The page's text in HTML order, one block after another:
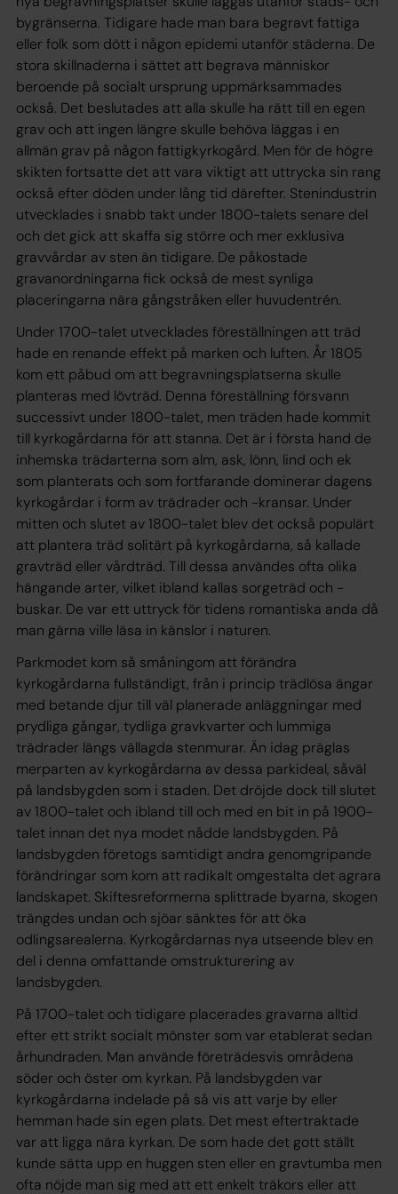
bygränserna. Tidigare hade man bara begravt fattiga
eller folk som dött i någon epidemi utanför städerna. De
stora skillnaderna i sättet att begrava människor
beroende på socialt ursprung uppmärksammades
också. Det beslutades att alla skulle ha rätt till en egen
grav och att ingen längre skulle behöva läggas i en
allmän grav på någon fattigkyrkogård. Men för de högre
skikten fortsatte det att vara viktigt att uttrycka sin rang
också efter döden under lång tid därefter. Stenindustrin
utvecklades i snabb takt under 1800-talets senare del
och det gick att skaffa sig större och mer exklusiva
gravvårdar av sten än tidigare. De påkostade
gravanordningarna fick också de mest synliga
placeringarna nära gångstråken eller huvudentrén.
Under 1700-talet utvecklades föreställningen att träd
hade en renande effekt på marken och luften. År 1805
kom ett påbud om att begravningsplatserna skulle
planteras med lövträd. Denna föreställning försvann
successivt under 1800-talet, men träden hade kommit
till kyrkogårdarna för att stanna. Det är i första hand de
inhemska trädarterna som alm, ask, lönn, lind och ek
som planterats och som fortfarande dominerar dagens
kyrkogårdar i form av trädrader och -kransar. Under
mitten och slutet av 1800-talet blev det också populärt
att plantera träd solitärt på kyrkogårdarna, så kallade
gravträd eller vårdträd. Till dessa användes ofta olika
hängande arter, vilket ibland kallas sorgeträd och -
buskar. De var ett uttryck för tidens romantiska anda då
man gärna ville läsa in känslor i naturen.
Parkmodet kom så småningom att förändra
kyrkogårdarna fullständigt, från i princip trädlösa ängar
med betande djur till väl planerade anläggningar med
prydliga gångar, tydliga gravkvarter och lummiga
trädrader längs vällagda stenmurar. Än idag präglas
merparten av kyrkogårdarna av dessa parkideal, såväl
på landsbygden som i staden. Det dröjde dock till slutet
av 1800-talet och ibland till och med en bit in på 1900-
talet innan det nya modet nådde landsbygden. På
landsbygden företogs samtidigt andra genomgripande
förändringar som kom att radikalt omgestalta det agrara
landskapet. Skiftesreformerna splittrade byarna, skogen
trängdes undan och sjöar sänktes för att öka
odlingsarealerna. Kyrkogårdarnas nya utseende blev en
del i denna omfattande omstrukturering av
landsbygden.
På 1700-talet och tidigare placerades gravarna alltid
efter ett strikt socialt mönster som var etablerat sedan
århundraden. Man använde företrädesvis områdena
söder och öster om kyrkan. På landsbygden var
kyrkogårdarna indelade på så vis att varje by eller
hemman hade sin egen plats. Det mest eftertraktade
var att ligga nära kyrkan. De som hade det gott ställt
kunde sätta upp en huggen sten eller en gravtumba men
ofta nöjde man sig med att ett enkelt träkors eller att